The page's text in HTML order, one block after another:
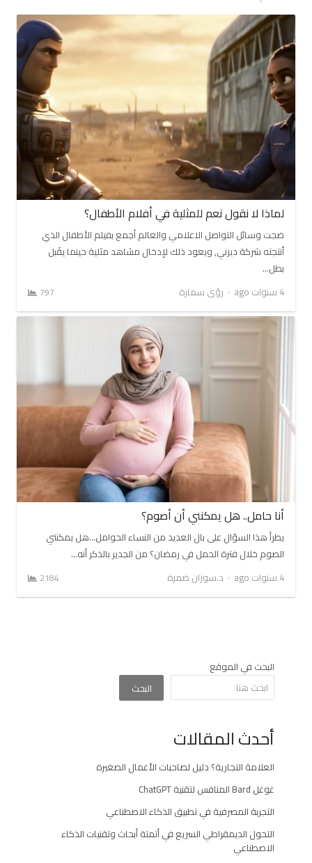
لماذا لا نقول نعم للمثلية في أفلام الأطفال؟
ضجت وسائل التواصل الاعلامي والعالم أجمع بفيلم الأطفال الذي
أنتجته شركة ديزني, ويعود ذلك لإدخال مشاهد مثلية حينما يقَبل
بطل…
4 سنوات ago
Author
رؤى سمارة 797
أنا حامل.. هل يمكنني أن أصوم؟
يطرأ هذا السؤال على بال العديد من النساء الحوامل…هل يمكنني
الصوم خلال فترة الحمل في رمضان؟ من الجدير بالذكر أنه…
4 سنوات ago
Author
د.سوزان ضمرة 2184
البحث في الموقع
البحث
أحدث المقالات
العلامة التجارية؟ دليل لصاحبات الأعمال الصغيرة
غوغل Bard المنافس لتقنية ChatGPT
التجربة المصرفية في تطبيق الذكاء الاصطناعي
التحول الديمقراطي السريع في أتمتة أبحاث وتقنيات الذكاء
الاصطناعي